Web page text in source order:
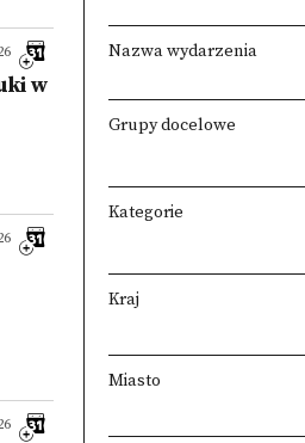
w
Nazwa wydarzenia
Grupy docelowe
Kategorie
Kraj
Miasto